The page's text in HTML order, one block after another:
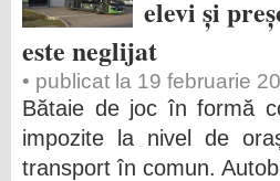
elevi și
este neglijat
• publicat la 19 februarie
Bătaie de joc în formă
impozite la nivel de
transport în comun.